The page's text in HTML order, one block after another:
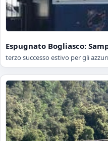
Espugnato Bogliasco:
terzo successo estivo per gli